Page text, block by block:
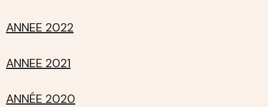
ANNEE 2022
ANNEE 2021
ANNÉE 2020